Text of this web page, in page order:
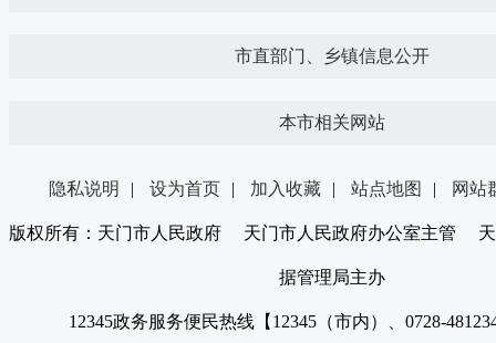
市直部门、乡镇信息公开
本市相关网站
隐私说明 | 设为首页 | 加入收藏 | 站点地图 | 网站
版权所有：天门市人民政府 天门市人民政府办公室主管 天
据管理局主办
12345政务服务便民热线【12345（市内）、0728-